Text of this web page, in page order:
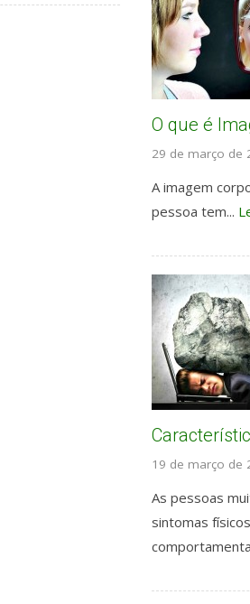
O que é
29 de março de
A imagem
pessoa tem...
19 de março de
As pessoas
sintomas